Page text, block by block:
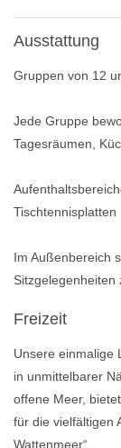
Ausstattung
Gruppen von 12
Jede Gruppe
Tagesräumen,
Tischtennisplatten
Im Außenbereich
Sitzgelegenheiten
Freizeit
Unsere einmalige
in unmittelbarer
offene Meer,
für die vielfältigen
Wattenmeer“.